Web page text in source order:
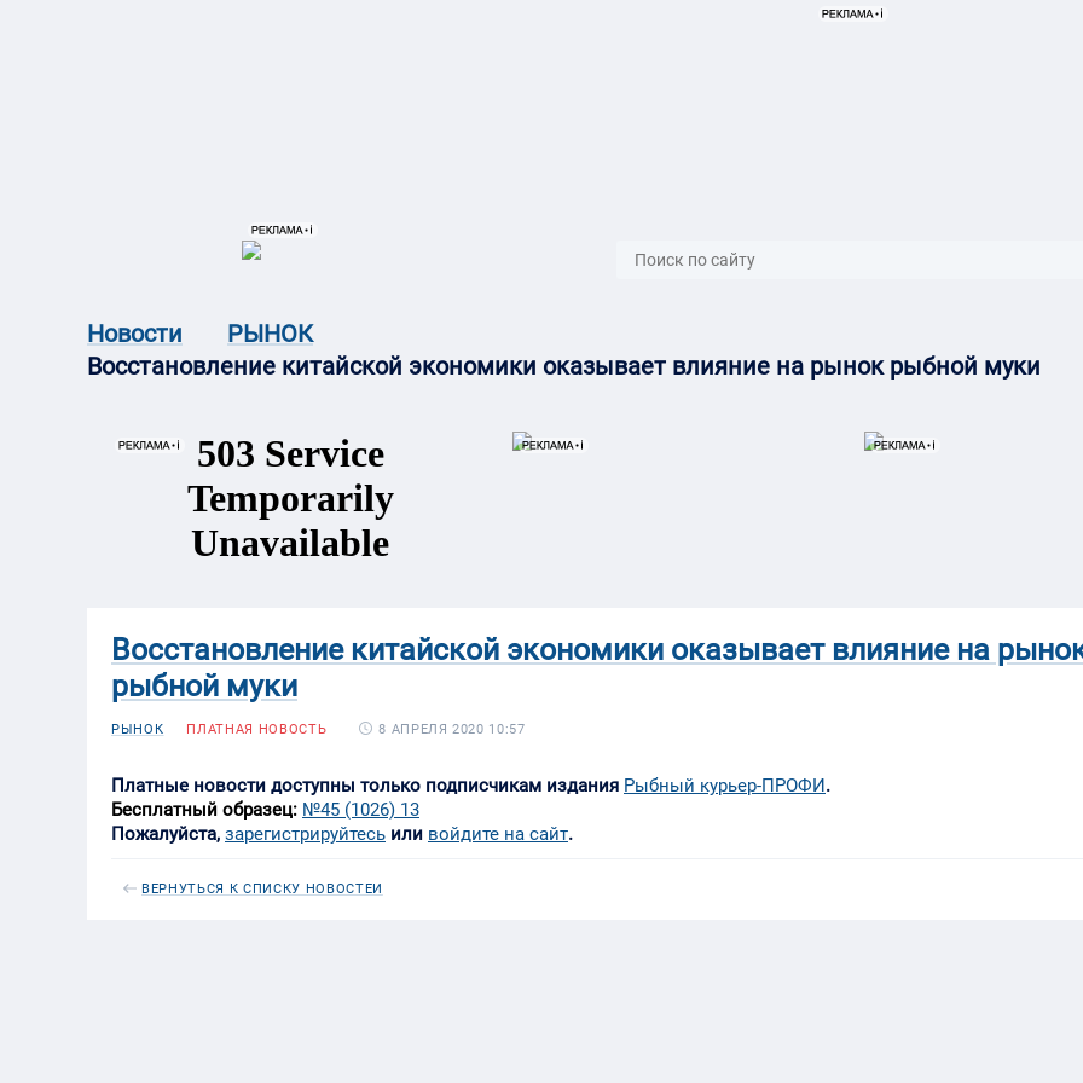
Новости
РЫНОК
Восстановление китайской экономики оказывает влияние на рынок рыбной муки
Восстановление китайской экономики оказывает влияние на
рыбной муки
РЫНОК ПЛАТНАЯ НОВОСТЬ 8 АПРЕЛЯ 2020 10:57
Платные новости доступны только подписчикам издания Рыбный курьер-ПРОФИ.
Бесплатный образец: №45 (1026) 13
Пожалуйста, зарегистрируйтесь или войдите на сайт.
ВЕРНУТЬСЯ К СПИСКУ НОВОСТЕЙ